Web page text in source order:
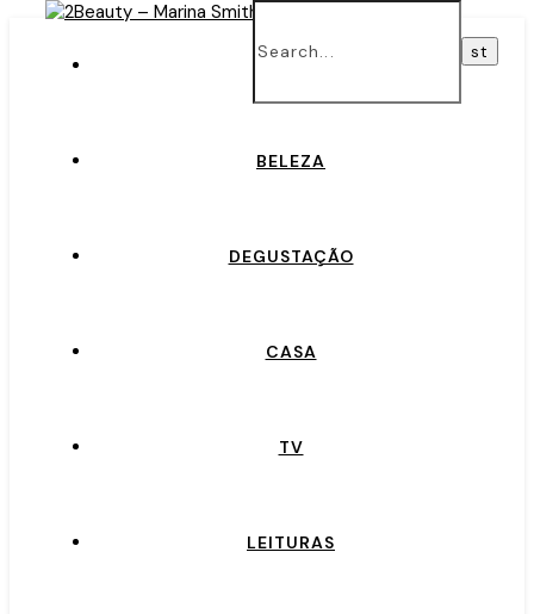
BELEZA
DEGUSTAÇÃO
CASA
TV
LEITURAS